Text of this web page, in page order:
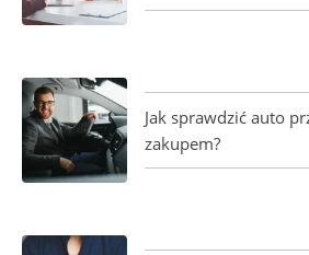
Jak sprawdzić auto
zakupem?